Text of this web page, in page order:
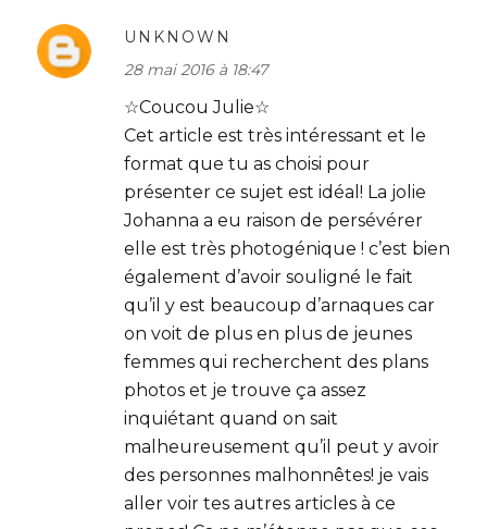
UNKNOWN
28 mai 2016 à 18:47
☆Coucou Julie☆
Cet article est très intéressant et le
format que tu as choisi pour
présenter ce sujet est idéal! La jolie
Johanna a eu raison de persévérer
elle est très photogénique ! c’est bien
également d’avoir souligné le fait
qu’il y est beaucoup d’arnaques car
on voit de plus en plus de jeunes
femmes qui recherchent des plans
photos et je trouve ça assez
inquiétant quand on sait
malheureusement qu’il peut y avoir
des personnes malhonnêtes! je vais
aller voir tes autres articles à ce